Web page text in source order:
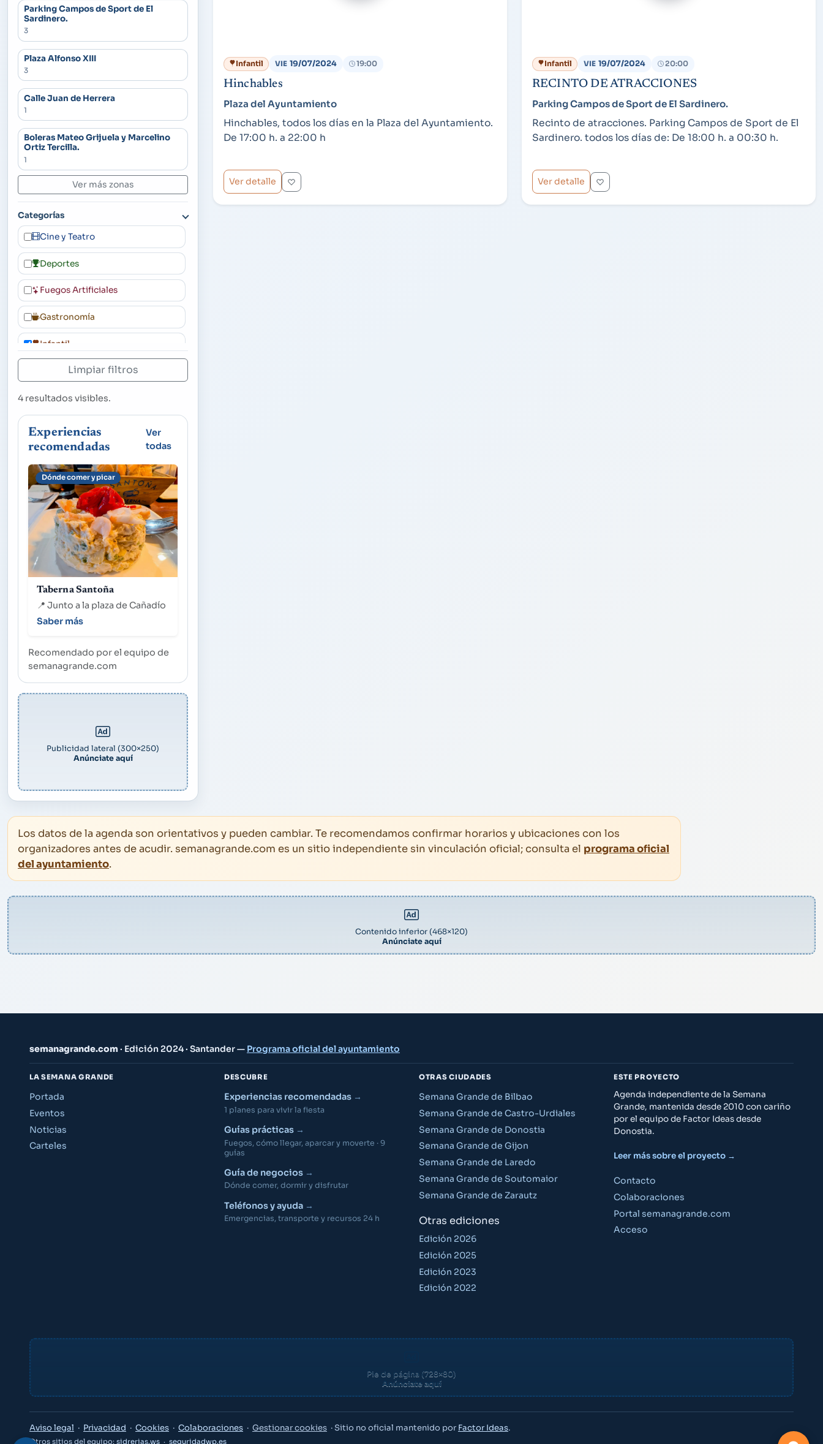
Parking Campos de Sport de El
Sardinero.
3
Plaza Alfonso XIII
3
Calle Juan de Herrera
1
Boleras Mateo Grijuela y Marcelino
Ortiz Tercilla.
1
Ver más zonas
Categorías
Cine y Teatro
Deportes
Fuegos Artificiales
Gastronomía
Infantil
Música y Danza
Otros
Limpiar filtros
4 resultados visibles.
Experiencias
recomendadas
Ver
todas
Dónde comer y picar
Taberna Santoña
📍 Junto a la plaza de Cañadío
Saber más
Recomendado por el equipo de
semanagrande.com
Publicidad lateral (300×250)
Anúnciate aquí
Infantil VIE 19/07/2024 19:00
Hinchables
Plaza del Ayuntamiento
Hinchables, todos los días en la Plaza del Ayuntamiento.
De 17:00 h. a 22:00 h
Ver detalle
Infantil VIE 19/07/2024 20:00
RECINTO DE ATRACCIONES
Parking Campos de Sport de El Sardinero.
Recinto de atracciones. Parking Campos de Sport de El
Sardinero. todos los días de: De 18:00 h. a 00:30 h.
Ver detalle
Los datos de la agenda son orientativos y pueden cambiar. Te recomendamos confirmar horarios y ubicaciones con los
organizadores antes de acudir. semanagrande.com es un sitio independiente sin vinculación oficial; consulta el programa oficial
del ayuntamiento.
Contenido inferior (468×120)
Anúnciate aquí
semanagrande.com· Edición 2024 · Santander — Programa oficial del ayuntamiento
LA SEMANA GRANDE
Portada
Eventos
Noticias
Carteles
DESCUBRE
Experiencias recomendadas
1 planes para vivir la fiesta
Guías prácticas
Fuegos, cómo llegar, aparcar y moverte · 9
guías
Guía de negocios
Dónde comer, dormir y disfrutar
Teléfonos y ayuda
Emergencias, transporte y recursos 24 h
OTRAS CIUDADES
Semana Grande de Bilbao
Semana Grande de Castro-Urdiales
Semana Grande de Donostia
Semana Grande de Gijon
Semana Grande de Laredo
Semana Grande de Soutomaior
Semana Grande de Zarautz
Otras ediciones
Edición 2026
Edición 2025
Edición 2023
Edición 2022
ESTE PROYECTO
Agenda independiente de la Semana
Grande, mantenida desde 2010 con cariño
por el equipo de Factor Ideas desde
Donostia.
Leer más sobre el proyecto →
Contacto
Colaboraciones
Portal semanagrande.com
Acceso
Pie de página (728×80)
Anúnciate aquí
Aviso legal · Privacidad · Cookies · Colaboraciones · Gestionar cookies · Sitio no oficial mantenido por Factor Ideas.
Otros sitios del equipo: sidrerias.ws · seguridadwp.es
Factor Ideas